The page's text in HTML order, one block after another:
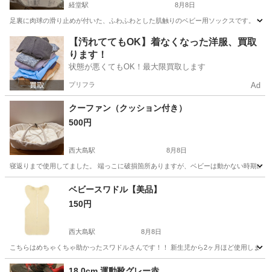
経堂駅 8月8日
足裏に肉球の滑り止めが付いた、ふわふわとした肌触りのベビー用ソックスです。 -
東京 世田谷区 経堂駅 ベビー用品
【汚れててもOK】着なくなった洋服、買取
ります！
状態が悪くてもOK！最大限買取します
プリフラ Ad
クーファン（クッション付き）
500円
西大島駅 8月8日
寝返りまで使用してました。 端っこに破損箇所ありますが、ベビーは動かない時期
東京 江東区 西大島駅 ベビー用品
ベビースワドル【美品】
150円
西大島駅 8月8日
こちらはめちゃくちゃ助かったスワドルさんです！！ 新生児から2ヶ月ほど使用しま
東京 江東区 西大島駅 ベビー用品